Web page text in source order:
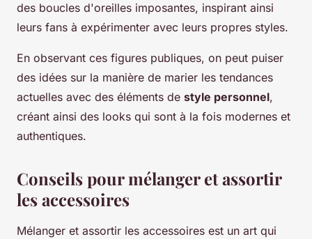
des boucles d'oreilles imposantes, inspirant ainsi
leurs fans à expérimenter avec leurs propres styles.
En observant ces figures publiques, on peut puiser
des idées sur la manière de marier les tendances
actuelles avec des éléments de style personnel,
créant ainsi des looks qui sont à la fois modernes et
authentiques.
Conseils pour mélanger et assortir
les accessoires
Mélanger et assortir les accessoires est un art qui